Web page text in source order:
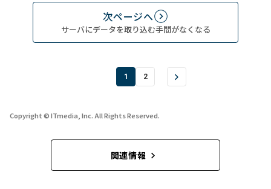
次ページへ
サーバにデータを取り込む手間がなくなる
1 2
Copyright © ITmedia, Inc. All Rights Reserved.
関連情報